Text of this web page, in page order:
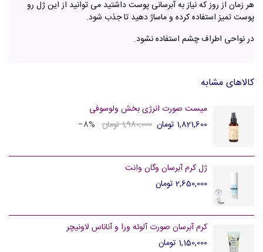
هر زمان از روز که نیاز به آبرسانی پوست داشتید می توانید از این ژل رو
پوست تمیز استفاده کرده و ماساژ دهید تا جذب شود.
در نواحی اطراف چشم استفاده نشود.
کالاهای مشابه
میست صورت انرژی بخش ولوسوفی
1,821,600 تومان
1,980,000 تومان ‎−8%
ژل کرم آبرسان وگان وانت
2,650,000 تومان
کرم آبرسان صورت آلوئه ورا و آناناس لاونیچر
1,150,000 تومان